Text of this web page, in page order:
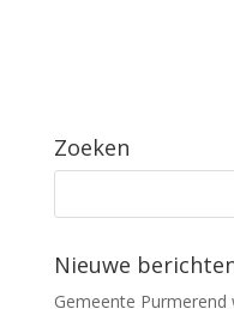
Zoeken
Nieuwe
Gemeente